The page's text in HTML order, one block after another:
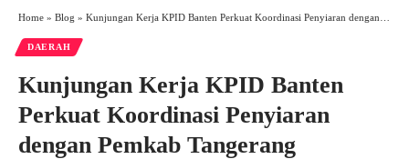
Home » Blog » Kunjungan Kerja KPID Banten Perkuat Koordinasi Penyiaran dengan Pemkab Tangerang
DAERAH
Kunjungan Kerja KPID Banten
Perkuat Koordinasi Penyiaran
dengan Pemkab Tangerang